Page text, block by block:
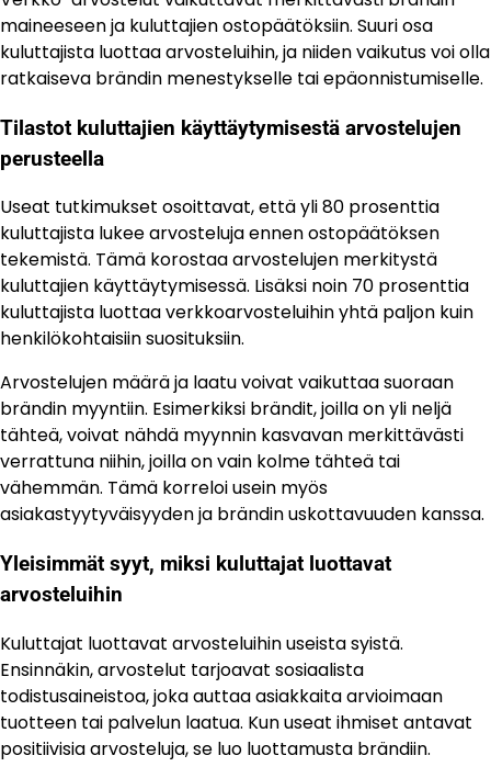
maineeseen ja kuluttajien ostopäätöksiin. Suuri osa
kuluttajista luottaa arvosteluihin, ja niiden vaikutus voi olla
ratkaiseva brändin menestykselle tai epäonnistumiselle.
Tilastot kuluttajien käyttäytymisestä arvostelujen
perusteella
Useat tutkimukset osoittavat, että yli 80 prosenttia
kuluttajista lukee arvosteluja ennen ostopäätöksen
tekemistä. Tämä korostaa arvostelujen merkitystä
kuluttajien käyttäytymisessä. Lisäksi noin 70 prosenttia
kuluttajista luottaa verkkoarvosteluihin yhtä paljon kuin
henkilökohtaisiin suosituksiin.
Arvostelujen määrä ja laatu voivat vaikuttaa suoraan
brändin myyntiin. Esimerkiksi brändit, joilla on yli neljä
tähteä, voivat nähdä myynnin kasvavan merkittävästi
verrattuna niihin, joilla on vain kolme tähteä tai
vähemmän. Tämä korreloi usein myös
asiakastyytyväisyyden ja brändin uskottavuuden kanssa.
Yleisimmät syyt, miksi kuluttajat luottavat
arvosteluihin
Kuluttajat luottavat arvosteluihin useista syistä.
Ensinnäkin, arvostelut tarjoavat sosiaalista
todistusaineistoa, joka auttaa asiakkaita arvioimaan
tuotteen tai palvelun laatua. Kun useat ihmiset antavat
positiivisia arvosteluja, se luo luottamusta brändiin.